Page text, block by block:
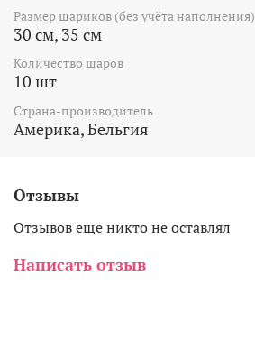
Размер шариков (без учёта наполнения)
30 см, 35 см
Количество шаров
10 шт
Страна-производитель
Америка, Бельгия
Отзывы
Отзывов еще никто не оставлял
Написать отзыв